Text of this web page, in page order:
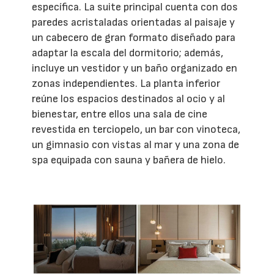
específica. La suite principal cuenta con dos
paredes acristaladas orientadas al paisaje y
un cabecero de gran formato diseñado para
adaptar la escala del dormitorio; además,
incluye un vestidor y un baño organizado en
zonas independientes. La planta inferior
reúne los espacios destinados al ocio y al
bienestar, entre ellos una sala de cine
revestida en terciopelo, un bar con vinoteca,
un gimnasio con vistas al mar y una zona de
spa equipada con sauna y bañera de hielo.